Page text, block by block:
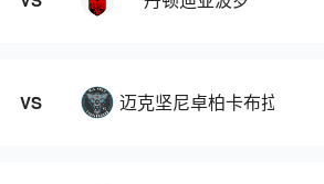
VS 迈克坚尼卓柏卡布拉